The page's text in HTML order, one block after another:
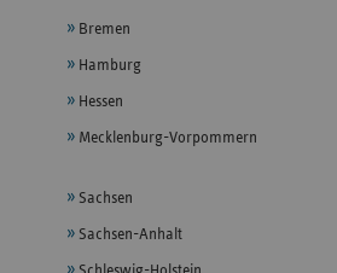
Bremen
Hamburg
Hessen
Mecklenburg-Vorpommern
Sachsen
Sachsen-Anhalt